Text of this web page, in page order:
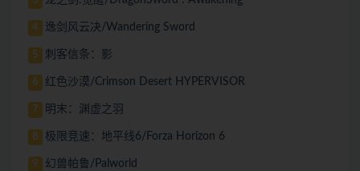
4 逸剑风云决/Wandering Sword
5 刺客信条：影
6 红色沙漠/Crimson Desert HYPERVISOR
7 明末：渊虚之羽
8 极限竞速：地平线6/Forza Horizon 6
9 幻兽帕鲁/Palworld